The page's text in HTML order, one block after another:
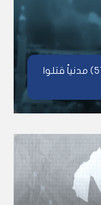
الجيش السوداني يكثف غاراته الجوية.. (57) مدنياً قتلوا